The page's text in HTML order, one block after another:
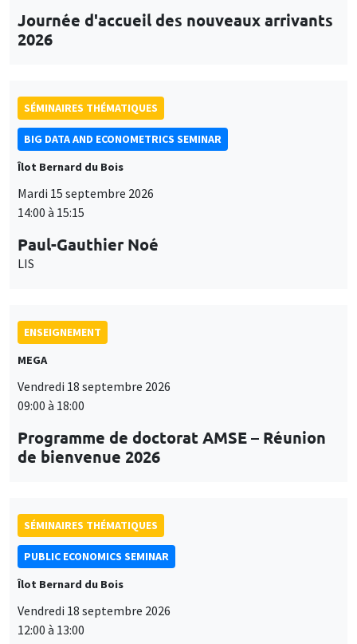
Journée d'accueil des nouveaux arrivants
2026
SÉMINAIRES THÉMATIQUES
BIG DATA AND ECONOMETRICS SEMINAR
Îlot Bernard du Bois
Mardi 15 septembre 2026
14:00 à 15:15
Paul-Gauthier Noé
LIS
ENSEIGNEMENT
MEGA
Vendredi 18 septembre 2026
09:00 à 18:00
Programme de doctorat AMSE – Réunion
de bienvenue 2026
SÉMINAIRES THÉMATIQUES
PUBLIC ECONOMICS SEMINAR
Îlot Bernard du Bois
Vendredi 18 septembre 2026
12:00 à 13:00